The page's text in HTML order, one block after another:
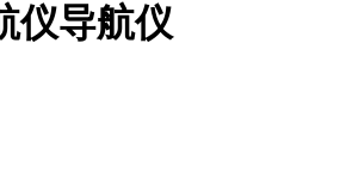
仪导航仪